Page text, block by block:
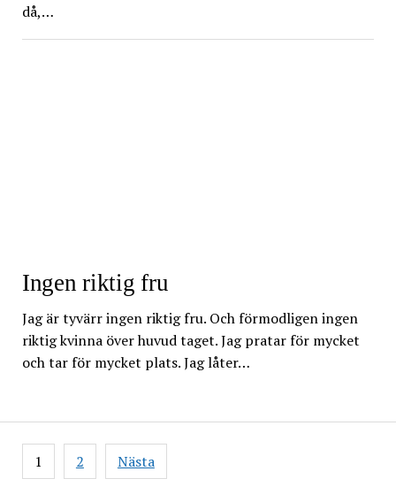
då,…
Ingen riktig fru
Jag är tyvärr ingen riktig fru. Och förmodligen ingen
riktig kvinna över huvud taget. Jag pratar för mycket
och tar för mycket plats. Jag låter…
Sidnumrering
för
1 2 Nästa